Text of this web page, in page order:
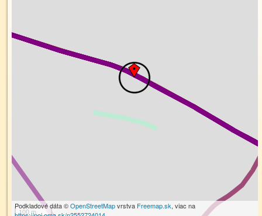
100 m
Podkladové dáta ©OpenStreetMapvrstva Freemap.sk, viac na